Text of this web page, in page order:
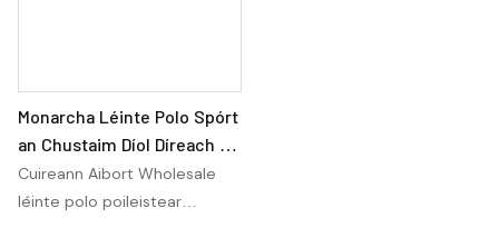
Monarcha Léinte Polo Spórt
an Chustaim Díol Díreach -
Aibort Sport
Cuireann Aibort Wholesale
léinte polo poileistear